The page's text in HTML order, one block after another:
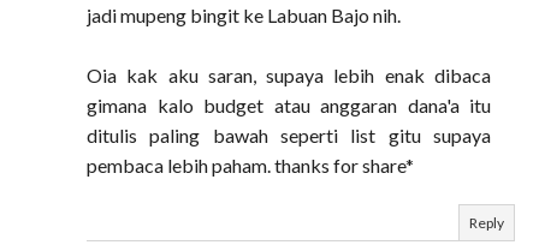
jadi mupeng bingit ke Labuan Bajo nih.
Oia kak aku saran, supaya lebih enak dibaca
gimana kalo budget atau anggaran dana'a itu
ditulis paling bawah seperti list gitu supaya
pembaca lebih paham. thanks for share*
Reply